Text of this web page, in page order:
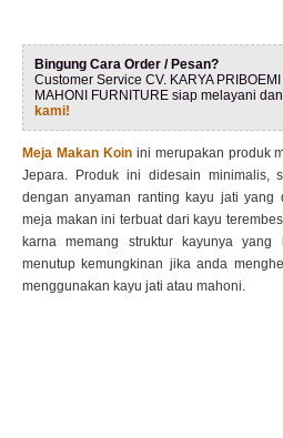
Bingung Cara Order / Pesan?
Customer Service CV. KARYA
MAHONI FURNITURE siap melayani
kami!
Meja Makan Koinini merupakan produk
Jepara. Produk ini didesain minimalis,
dengan anyaman ranting kayu jati yang
meja makan ini terbuat dari kayu
karna memang struktur kayunya
menutup kemungkinan jika anda
menggunakan kayu jati atau mahoni.